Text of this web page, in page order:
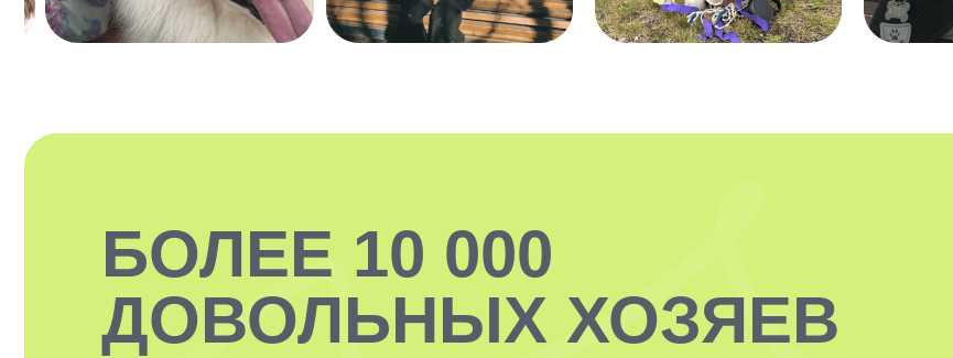
БОЛЕЕ 10 000
ДОВОЛЬНЫХ ХОЗЯЕВ